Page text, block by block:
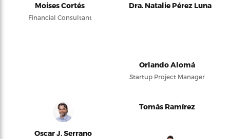
Moises Cortés
Financial Consultant
Dra. Natalie Pérez Luna
Orlando Alomá
Startup Project Manager
Oscar J. Serrano
Tomás Ramírez